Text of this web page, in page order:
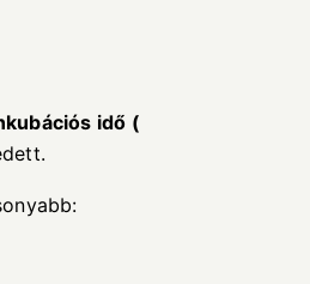
ációs idő (